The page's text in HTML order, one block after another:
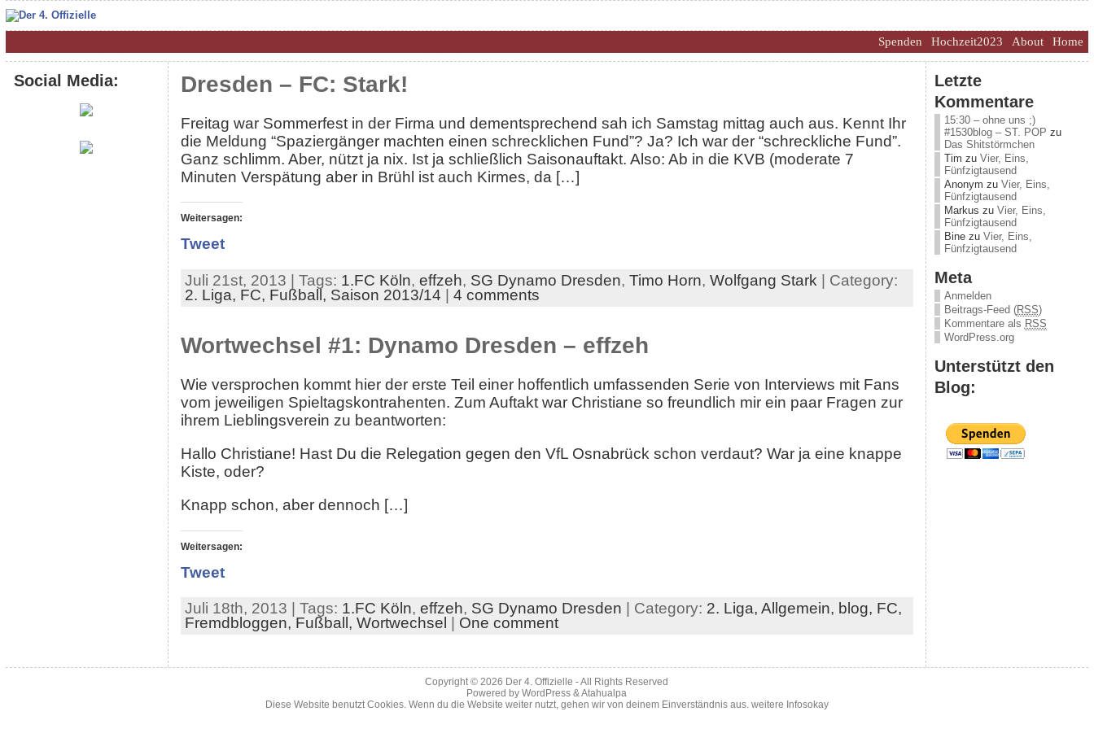
Home
About
Hochzeit2023
Spenden
Social Media: Dresden – FC: Stark!
Freitag war Sommerfest in der Firma und dementsprechend sah ich Samstag mittag auch aus. Kennt Ihr
die Meldung “Spaziergänger machten einen schrecklichen Fund”? Ja? Ich war der “schreckliche Fund”.
Ganz schlimm. Aber, nützt ja nix. Ist ja schließlich Saisonauftakt. Also: Ab in die KVB (moderate 7
Minuten Verspätung aber in Brühl ist auch Kirmes, da […]
Weitersagen:
Tweet
Juli 21st, 2013 | Tags: 1.FC Köln, effzeh, SG Dynamo Dresden, Timo Horn, Wolfgang Stark | Category:
2. Liga, FC, Fußball, Saison 2013/14 | 4 comments
Wortwechsel #1: Dynamo Dresden – effzeh
Wie versprochen kommt hier der erste Teil einer hoffentlich umfassenden Serie von Interviews mit Fans
vom jeweiligen Spieltagskontrahenten. Zum Auftakt war Christiane so freundlich mir ein paar Fragen zur
ihrem Lieblingsverein zu beantworten:
Hallo Christiane! Hast Du die Relegation gegen den VfL Osnabrück schon verdaut? War ja eine knappe
Kiste, oder?
Knapp schon, aber dennoch […]
Weitersagen:
Tweet
Juli 18th, 2013 | Tags: 1.FC Köln, effzeh, SG Dynamo Dresden | Category: 2. Liga, Allgemein, blog, FC,
Fremdbloggen, Fußball, Wortwechsel One comment
Letzte
Kommentare
15:30 – ohne uns ;)
#1530blog – ST. POP zu
Das Shitstörmchen
Tim zu Vier, Eins,
Fünfzigtausend
Anonym zu Vier, Eins,
Fünfzigtausend
Markus zu Vier, Eins,
Fünfzigtausend
Binezu Vier, Eins,
Fünfzigtausend
Meta
Anmelden
Beitrags-Feed (RSS)
Kommentare als RSS
WordPress.org
Unterstützt den
Blog:
Copyright © 2026 Der 4. Offizielle - All Rights Reserved
Powered byWordPress &Atahualpa
Diese Website benutzt Cookies. Wenn du die Website weiter nutzt, gehen wir von deinem Einverständnis aus. weitere Infosokay